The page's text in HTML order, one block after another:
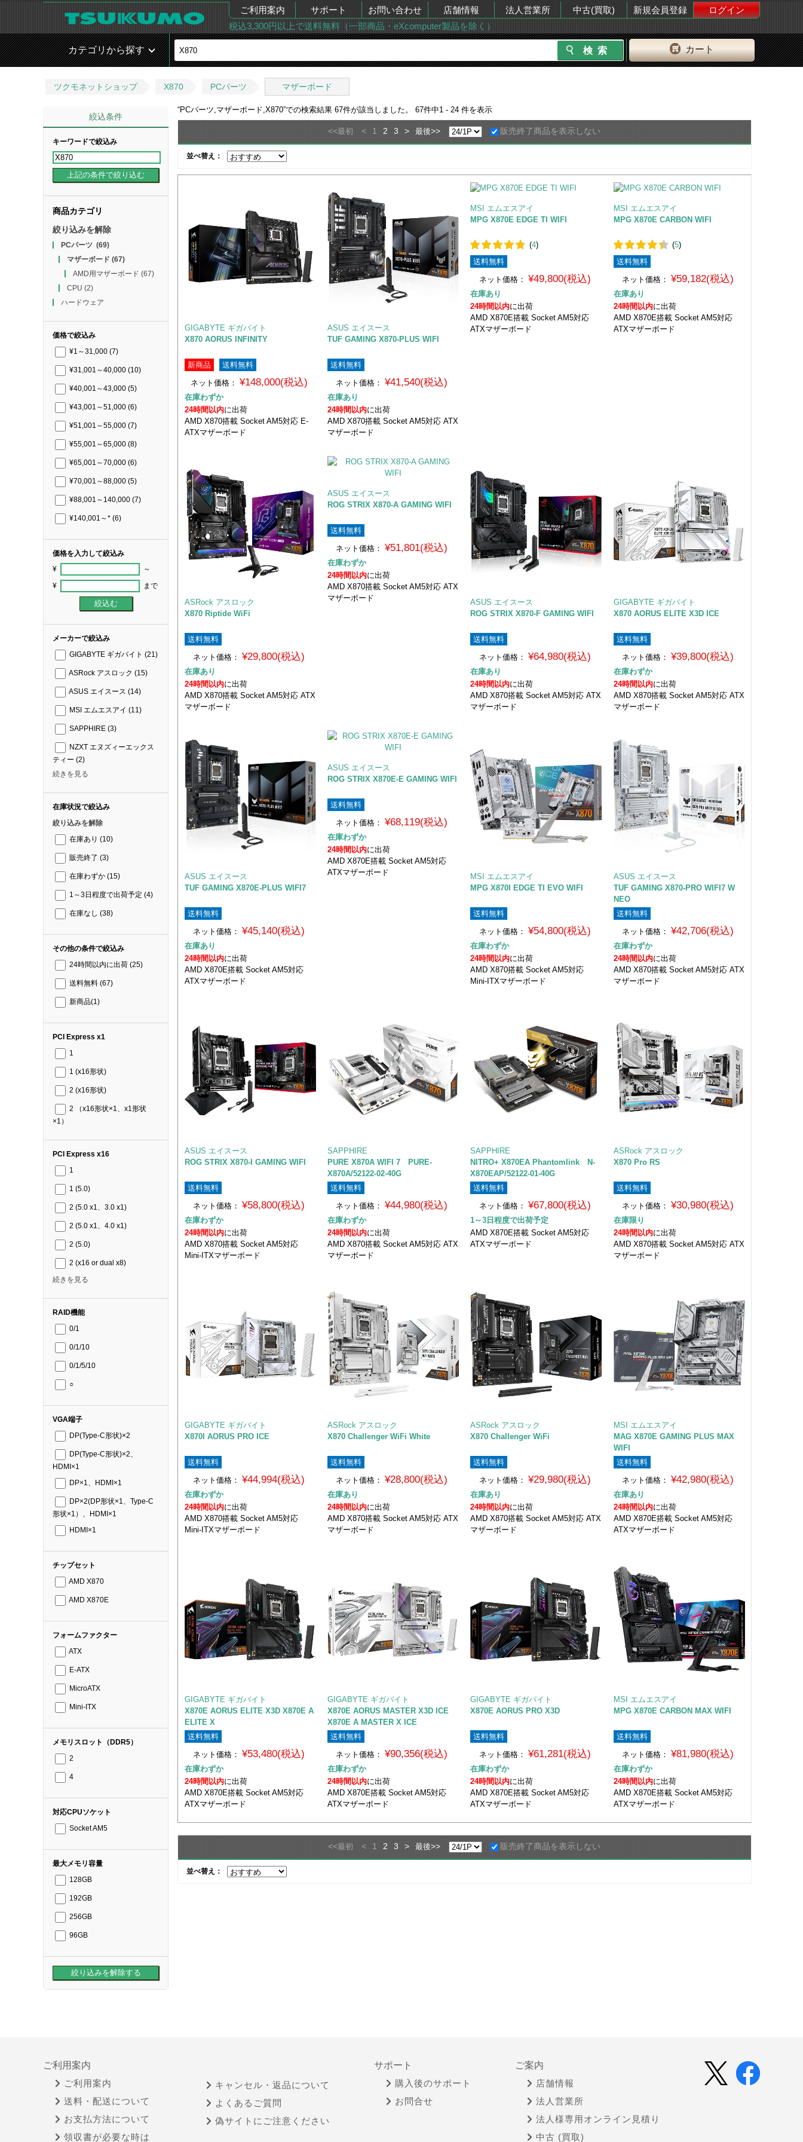
ご利用案内 サポート お問い合わせ 店舗情報 法人営業所 中古(買取) 新規会員登録
ログイン
税込3,300円以上で送料無料（一部商品・eXcomputer製品を除く）
カート
カテゴリから探す
ツクモネットショップ X870 PCパーツ マザーボード
絞込条件
キーワードで絞込み
商品カテゴリ
絞り込みを解除
PCパーツ (69)
マザーボード (67)
AMD用マザーボード (67)
CPU (2)
ハードウェア
価格で絞込み
¥1～31,000 (7)
¥31,001～40,000 (10)
¥40,001～43,000 (5)
¥43,001～51,000 (6)
¥51,001～55,000 (7)
¥55,001～65,000 (8)
¥65,001～70,000 (6)
¥70,001～88,000 (5)
¥88,001～140,000 (7)
¥140,001～* (6)
価格を入力して絞込み
¥ ～
¥ まで
メーカーで絞込み
GIGABYTE ギガバイト (21)
ASRock アスロック (15)
ASUS エイスース (14)
MSI エムエスアイ (11)
SAPPHIRE (3)
NZXT エヌズィーエックス
ティー (2)
続きを見る
在庫状況で絞込み
絞り込みを解除
在庫あり (10)
販売終了 (3)
在庫わずか (15)
1～3日程度で出荷予定 (4)
在庫なし (38)
その他の条件で絞込み
24時間以内に出荷 (25)
送料無料 (67)
新商品(1)
PCI Express x1
1
1 (x16形状)
2 (x16形状)
2 （x16形状×1、x1形状
×1）
PCI Express x16
1
1 (5.0)
2 (5.0 x1、3.0 x1)
2 (5.0 x1、4.0 x1)
2 (5.0)
2 (x16 or dual x8)
続きを見る
RAID機能
0/1
0/1/10
0/1/5/10
○
VGA端子
DP(Type-C形状)×2
DP(Type-C形状)×2、
HDMI×1
DP×1、HDMI×1
DP×2(DP形状×1、Type-C
形状×1）、HDMI×1
HDMI×1
チップセット
AMD X870
AMD X870E
フォームファクター
ATX
E-ATX
MicroATX
Mini-ITX
メモリスロット（DDR5）
2
4
対応CPUソケット
Socket AM5
最大メモリ容量
128GB
192GB
256GB
96GB
“PCパーツ,マザーボード,X870”での検索結果 67件が該当しました。 67件中1 - 24 件を表示
<<最初 < 1 2 3 > 最後>> 販売終了商品を表示しない
並べ替え：
GIGABYTE ギガバイト
X870 AORUS INFINITY
新商品
送料無料
ネット価格： ¥148,000(税込)
在庫わずか
24時間以内に出荷
AMD X870搭載 Socket AM5対応 E-
ATXマザーボード
ASUS エイスース
TUF GAMING X870-PLUS WIFI
送料無料
ネット価格：
¥41,540(税込)
在庫あり
24時間以内に出荷
AMD X870搭載 Socket AM5対応 ATX
マザーボード
MSI エムエスアイ
MPG X870E EDGE TI WIFI
(4)
送料無料
ネット価格： ¥49,800(税込)
在庫あり
24時間以内に出荷
AMD X870E搭載 Socket AM5対応
ATXマザーボード
MSI エムエスアイ
MPG X870E CARBON WIFI
(5)
送料無料
ネット価格： ¥59,182(税込)
在庫あり
24時間以内に出荷
AMD X870E搭載 Socket AM5対応
ATXマザーボード
ASRock アスロック
X870 Riptide WiFi
送料無料
ネット価格：
¥29,800(税込)
在庫あり
24時間以内に出荷
AMD X870搭載 Socket AM5対応 ATX
マザーボード
ASUS エイスース
ROG STRIX X870-A GAMING WIFI
送料無料
ネット価格：
¥51,801(税込)
在庫わずか
24時間以内に出荷
AMD X870搭載 Socket AM5対応 ATX
マザーボード
ASUS エイスース
ROG STRIX X870-F GAMING WIFI
送料無料
ネット価格： ¥64,980(税込)
在庫あり
24時間以内に出荷
AMD X870搭載 Socket AM5対応 ATX
マザーボード
GIGABYTE ギガバイト
X870 AORUS ELITE X3D ICE
送料無料
ネット価格： ¥39,800(税込)
在庫わずか
24時間以内に出荷
AMD X870搭載 Socket AM5対応 ATX
マザーボード
ASUS エイスース
TUF GAMING X870E-PLUS WIFI7
送料無料
ネット価格：
¥45,140(税込)
在庫あり
24時間以内に出荷
AMD X870E搭載 Socket AM5対応
ATXマザーボード
ASUS エイスース
ROG STRIX X870E-E GAMING WIFI
送料無料
ネット価格：
¥68,119(税込)
在庫わずか
24時間以内に出荷
AMD X870E搭載 Socket AM5対応
ATXマザーボード
MSI エムエスアイ
MPG X870I EDGE TI EVO WIFI
送料無料
ネット価格： ¥54,800(税込)
在庫わずか
24時間以内に出荷
AMD X870搭載 Socket AM5対応
Mini-ITXマザーボード
ASUS エイスース
TUF GAMING X870-PRO WIFI7 W
NEO
送料無料
ネット価格： ¥42,706(税込)
在庫わずか
24時間以内に出荷
AMD X870搭載 Socket AM5対応 ATX
マザーボード
ASUS エイスース
ROG STRIX X870-I GAMING WIFI
送料無料
ネット価格：
¥58,800(税込)
在庫わずか
24時間以内に出荷
AMD X870搭載 Socket AM5対応
Mini-ITXマザーボード
SAPPHIRE
PURE X870A WIFI 7 PURE-
X870A/52122-02-40G
送料無料
ネット価格：
¥44,980(税込)
在庫わずか
24時間以内に出荷
AMD X870搭載 Socket AM5対応 ATX
マザーボード
SAPPHIRE
NITRO+ X870EA Phantomlink N-
X870EAP/52122-01-40G
送料無料
ネット価格： ¥67,800(税込)
1～3日程度で出荷予定
AMD X870E搭載 Socket AM5対応
ATXマザーボード
ASRock アスロック
X870 Pro RS
送料無料
ネット価格： ¥30,980(税込)
在庫限り
24時間以内に出荷
AMD X870搭載 Socket AM5対応 ATX
マザーボード
GIGABYTE ギガバイト
X870I AORUS PRO ICE
送料無料
ネット価格：
¥44,994(税込)
在庫わずか
24時間以内に出荷
AMD X870搭載 Socket AM5対応
Mini-ITXマザーボード
ASRock アスロック
X870 Challenger WiFi White
送料無料
ネット価格：
¥28,800(税込)
在庫あり
24時間以内に出荷
AMD X870搭載 Socket AM5対応 ATX
マザーボード
ASRock アスロック
X870 Challenger WiFi
送料無料
ネット価格： ¥29,980(税込)
在庫あり
24時間以内に出荷
AMD X870搭載 Socket AM5対応 ATX
マザーボード
MSI エムエスアイ
MAG X870E GAMING PLUS MAX
WIFI
送料無料
ネット価格： ¥42,980(税込)
在庫あり
24時間以内に出荷
AMD X870E搭載 Socket AM5対応
ATXマザーボード
GIGABYTE ギガバイト
X870E AORUS ELITE X3D X870E A
ELITE X
送料無料
ネット価格：
¥53,480(税込)
在庫わずか
24時間以内に出荷
AMD X870E搭載 Socket AM5対応
ATXマザーボード
GIGABYTE ギガバイト
X870E AORUS MASTER X3D ICE
X870E A MASTER X ICE
送料無料
ネット価格：
¥90,356(税込)
在庫わずか
24時間以内に出荷
AMD X870E搭載 Socket AM5対応
ATXマザーボード
GIGABYTE ギガバイト
X870E AORUS PRO X3D
送料無料
ネット価格： ¥61,281(税込)
在庫わずか
24時間以内に出荷
AMD X870E搭載 Socket AM5対応
ATXマザーボード
MSI エムエスアイ
MPG X870E CARBON MAX WIFI
送料無料
ネット価格： ¥81,980(税込)
在庫わずか
24時間以内に出荷
AMD X870E搭載 Socket AM5対応
ATXマザーボード
<<最初 < 1 2 3 > 最後>> 販売終了商品を表示しない
並べ替え：
ご利用案内
ご利用案内
送料・配送について
お支払方法について
領収書が必要な時は
キャンセル・返品について
よくあるご質問
偽サイトにご注意ください
サポート
購入後のサポート
お問合せ
ご案内
店舗情報
法人営業所
法人様専用オンライン見積り
中古 (買取)